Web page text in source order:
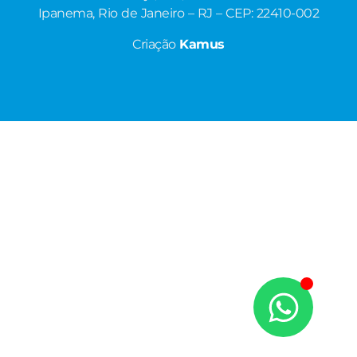
Ipanema, Rio de Janeiro – RJ – CEP: 22410-002
Criação Kamus